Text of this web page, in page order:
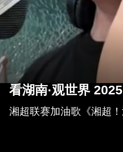
看湖南·观世界 2025